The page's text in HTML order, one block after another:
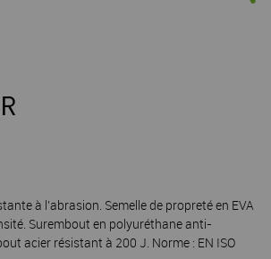
à l’abrasion. Semelle de propreté en EVA
Surembout en polyuréthane anti-
acier résistant à 200 J. Norme : EN ISO